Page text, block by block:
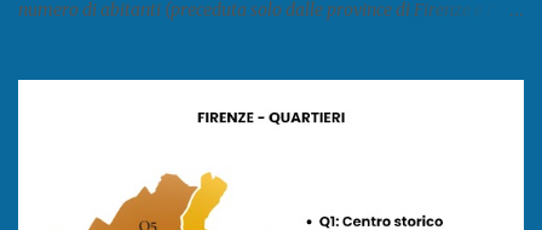
numero di abitanti (preceduta solo dalle province di Firenze e Pisa)
a est con le province di Pistoia e di Firenze, a sud con la provincia di
Lucca Ÿ la Versilia Ÿ la Media Valle del Serchio Ÿ la Garfagnana
Fonte: wikipedia Presenze mafiose e criminali (principali) Le